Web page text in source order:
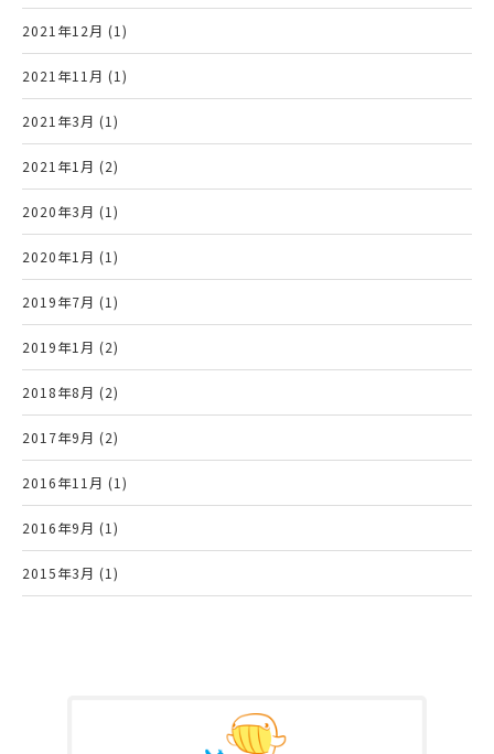
2021年12月 (1)
2021年11月 (1)
2021年3月 (1)
2021年1月 (2)
2020年3月 (1)
2020年1月 (1)
2019年7月 (1)
2019年1月 (2)
2018年8月 (2)
2017年9月 (2)
2016年11月 (1)
2016年9月 (1)
2015年3月 (1)